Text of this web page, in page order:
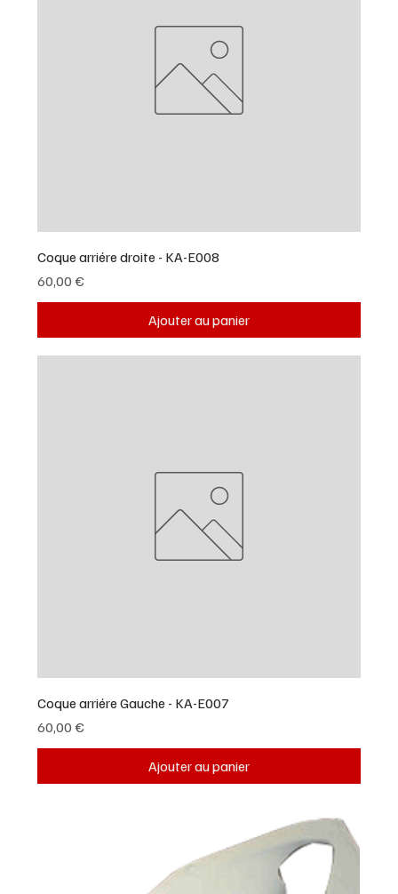
Coque arriére droite - KA-E008
Prix
60,00 €
Ajouter au panier
Coque arriére Gauche - KA-E007
Prix
60,00 €
Ajouter au panier